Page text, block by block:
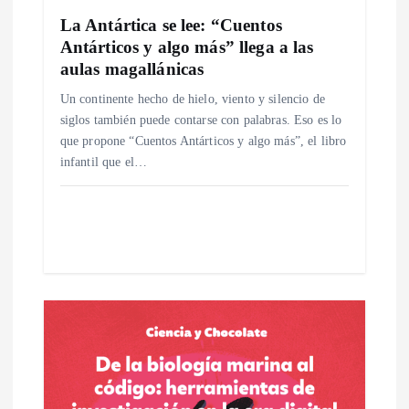
La Antártica se lee: “Cuentos
Antárticos y algo más” llega a las
aulas magallánicas
Un continente hecho de hielo, viento y silencio de
siglos también puede contarse con palabras. Eso es lo
que propone “Cuentos Antárticos y algo más”, el libro
infantil que el…